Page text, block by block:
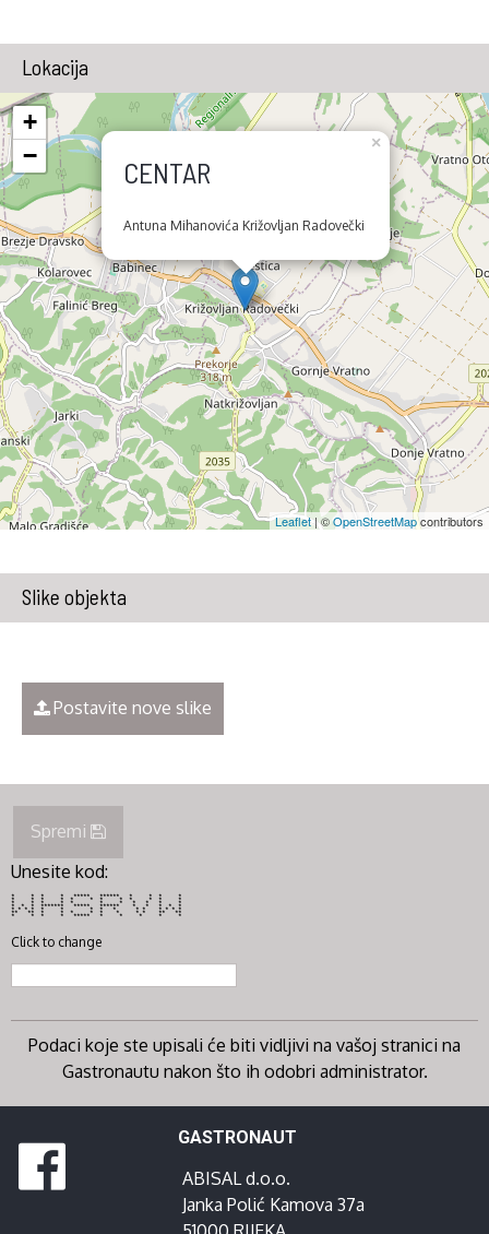
Lokacija
CENTAR
Antuna Mihanovića Križovljan Radovečki
×
+
−
Leaflet| ©OpenStreetMapcontributors
Slike objekta
Postavite nove slike
Spremi
Unesite kod:
* * * * ***** ****** * * * *
* * * * * * * * * * * *
* * * * * * * * * * *
* * * ******* ***** ****** * * * * *
* * * * * * * * * * * * * * *
** ** * * * * * * * * ** **
* * * * ***** * * * * *
Click to change
Podaci koje ste upisali će biti vidljivi na vašoj stranici na
Gastronautu nakon što ih odobri administrator.
GASTRONAUT
ABISAL d.o.o.
Janka Polić Kamova 37a